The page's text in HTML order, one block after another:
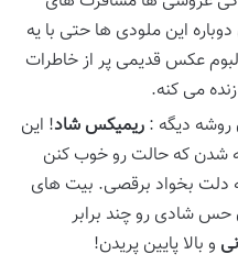
این ملودی ها حتی با یه
عکس قدیمی پر از خاطرات
می کنه.
دیگه : ریمیکس شاد! این
که حالت رو خوب کنن
دلت بخواد برقصی. بیت های
حس شادی رو چند برابر
و بالا پایین پریدن!